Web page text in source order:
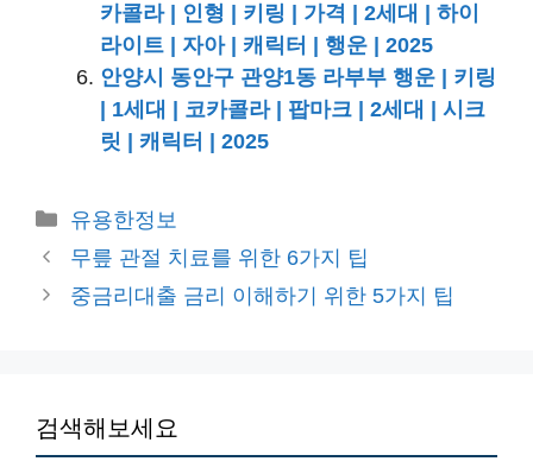
카콜라 | 인형 | 키링 | 가격 | 2세대 | 하이
라이트 | 자아 | 캐릭터 | 행운 | 2025
안양시 동안구 관양1동 라부부 행운 | 키링
| 1세대 | 코카콜라 | 팝마크 | 2세대 | 시크
릿 | 캐릭터 | 2025
카
테
리
유용한정보
무릎 관절 치료를 위한 6가지 팁
중금리대출 금리 이해하기 위한 5가지 팁
검색해보세요